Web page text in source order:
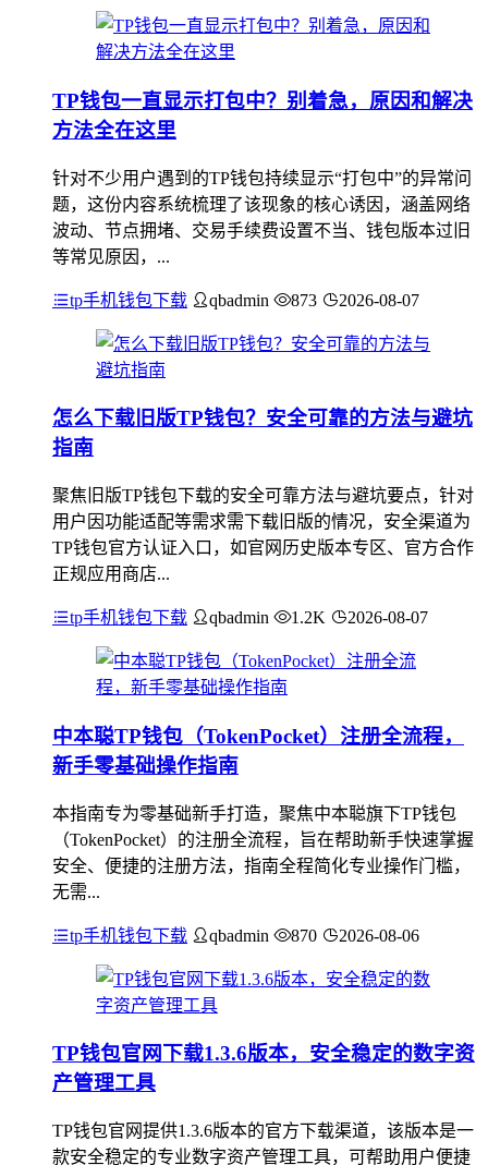
TP钱包一直显示打包中？别着急，原因和解决
方法全在这里
针对不少用户遇到的TP钱包持续显示“打包中”的异常问
题，这份内容系统梳理了该现象的核心诱因，涵盖网络
波动、节点拥堵、交易手续费设置不当、钱包版本过旧
等常见原因，...
tp手机钱包下载 qbadmin 873 2026-08-07
怎么下载旧版TP钱包？安全可靠的方法与避坑
指南
聚焦旧版TP钱包下载的安全可靠方法与避坑要点，针对
用户因功能适配等需求需下载旧版的情况，安全渠道为
TP钱包官方认证入口，如官网历史版本专区、官方合作
正规应用商店...
tp手机钱包下载 qbadmin 1.2K 2026-08-07
中本聪TP钱包（TokenPocket）注册全流程，
新手零基础操作指南
本指南专为零基础新手打造，聚焦中本聪旗下TP钱包
（TokenPocket）的注册全流程，旨在帮助新手快速掌握
安全、便捷的注册方法，指南全程简化专业操作门槛，
无需...
tp手机钱包下载 qbadmin 870 2026-08-06
TP钱包官网下载1.3.6版本，安全稳定的数字资
产管理工具
TP钱包官网提供1.3.6版本的官方下载渠道，该版本是一
款安全稳定的专业数字资产管理工具，可帮助用户便捷